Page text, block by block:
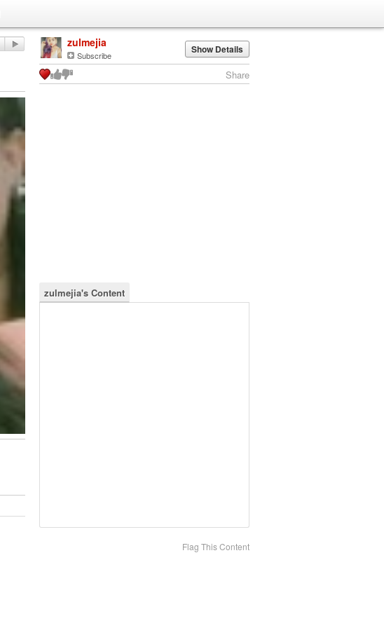
zulmejia
Subscribe Show Details
Share
zulmejia's Content
Flag This Content